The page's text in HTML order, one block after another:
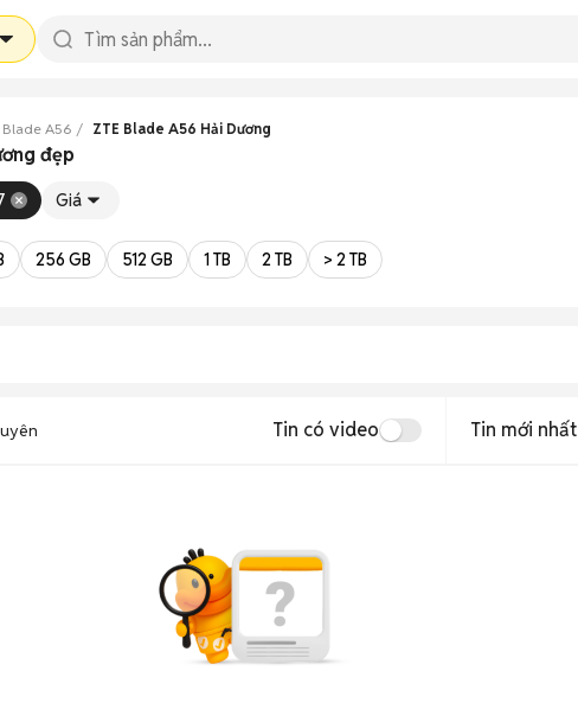
Blade A56 ZTE Blade A56 Hải Dương
đẹp
Giá
256 GB 512 GB 1 TB 2 TB > 2 TB
Tin có video Tin mới nhất